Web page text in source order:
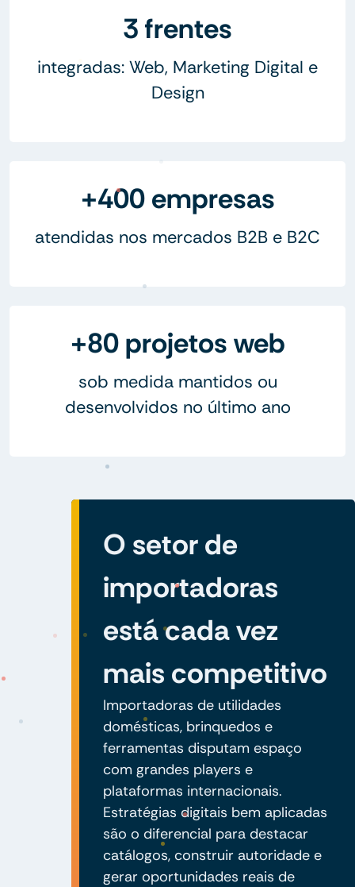
3 frentes
integradas: Web, Marketing Digital e
Design
+400 empresas
atendidas nos mercados B2B e B2C
+80 projetos web
sob medida mantidos ou
desenvolvidos no último ano
O setor de
importadoras
está cada vez
mais competitivo
Importadoras de utilidades
domésticas, brinquedos e
ferramentas disputam espaço
com grandes players e
plataformas internacionais.
Estratégias digitais bem aplicadas
são o diferencial para destacar
catálogos, construir autoridade e
gerar oportunidades reais de